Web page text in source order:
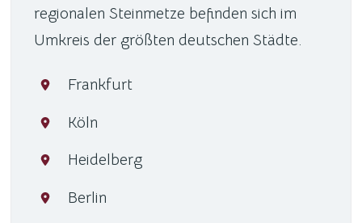
regionalen Steinmetze befinden sich im
Umkreis der größten deutschen Städte.
Frankfurt
Köln
Heidelberg
Berlin